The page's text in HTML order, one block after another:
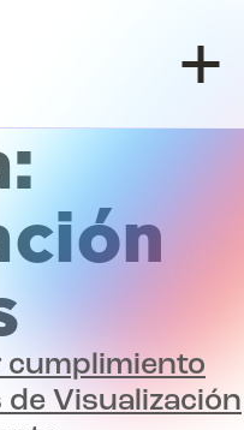
cumplimiento
de Visualización